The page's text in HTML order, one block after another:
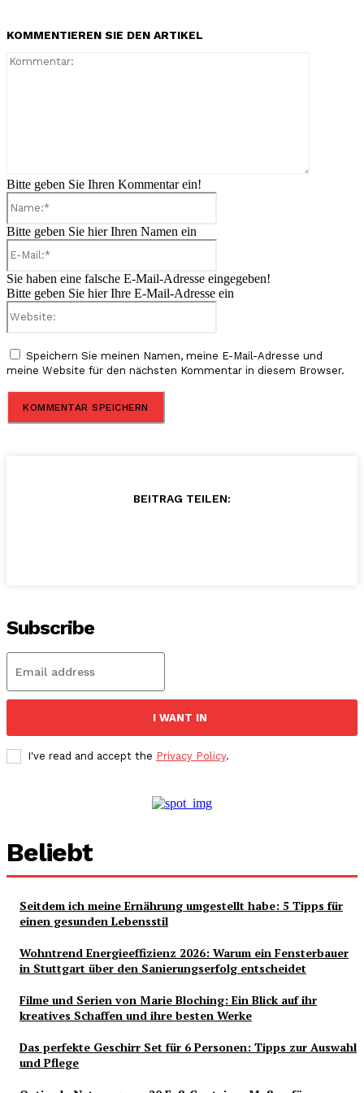
KOMMENTIEREN SIE DEN ARTIKEL
Bitte geben Sie Ihren Kommentar ein!
Bitte geben Sie hier Ihren Namen ein
Sie haben eine falsche E-Mail-Adresse eingegeben!
Bitte geben Sie hier Ihre E-Mail-Adresse ein
Speichern Sie meinen Namen, meine E-Mail-Adresse und
meine Website für den nächsten Kommentar in diesem Browser.
BEITRAG TEILEN:
Subscribe
I WANT IN
I've read and accept the Privacy Policy.
Beliebt
Seitdem ich meine Ernährung umgestellt habe: 5 Tipps für
einen gesunden Lebensstil
Wohntrend Energieeffizienz 2026: Warum ein Fensterbauer
in Stuttgart über den Sanierungserfolg entscheidet
Filme und Serien von Marie Bloching: Ein Blick auf ihr
kreatives Schaffen und ihre besten Werke
Das perfekte Geschirr Set für 6 Personen: Tipps zur Auswahl
und Pflege